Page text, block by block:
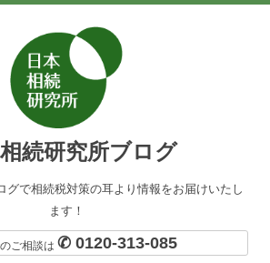
続研究所ブログ
グで相続税対策の耳より情報をお届けいたし
ます！
ご相談は ✆ 0120-313-085